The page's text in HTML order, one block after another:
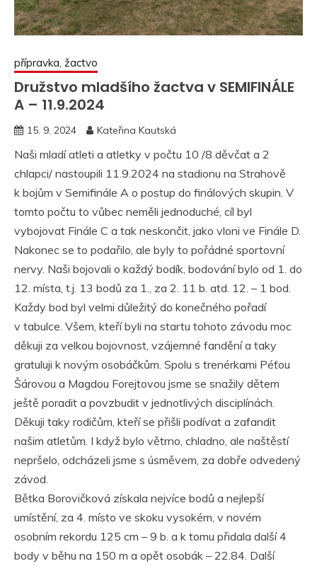
přípravka, žactvo
Družstvo mladšího žactva v SEMIFINÁLE
A – 11.9.2024
15. 9. 2024 Kateřina Kautská
Naši mladí atleti a atletky v počtu 10 /8 děvčat a 2
chlapci/ nastoupili 11.9.2024 na stadionu na Strahově
k bojům v Semifinále A o postup do finálových skupin. V
tomto počtu to vůbec neměli jednoduché, cíl byl
vybojovat Finále C a tak neskončit, jako vloni ve Finále D.
Nakonec se to podařilo, ale byly to pořádné sportovní
nervy. Naši bojovali o každý bodík, bodování bylo od 1. do
12. místa, t.j. 13 bodů za 1., za 2. 11 b. atd. 12. – 1 bod.
Každy bod byl velmi důležitý do konečného pořadí
v tabulce. Všem, kteří byli na startu tohoto závodu moc
děkuji za velkou bojovnost, vzájemné fandění a taky
gratuluji k novým osobáčkům. Spolu s trenérkami Péťou
Šárovou a Magdou Forejtovou jsme se snažily dětem
ještě poradit a povzbudit v jednotlivých disciplínách.
Děkuji taky rodičům, kteří se přišli podívat a zafandit
našim atletům. I když bylo větrno, chladno, ale naštěstí
nepršelo, odcházeli jsme s úsměvem, za dobře odvedený
závod.
Bětka Borovičková získala nejvíce bodů a nejlepší
umístění, za 4. místo ve skoku vysokém, v novém
osobním rekordu 125 cm – 9 b. a k tomu přidala další 4
body v běhu na 150 m a opět osobák – 22.84. Další